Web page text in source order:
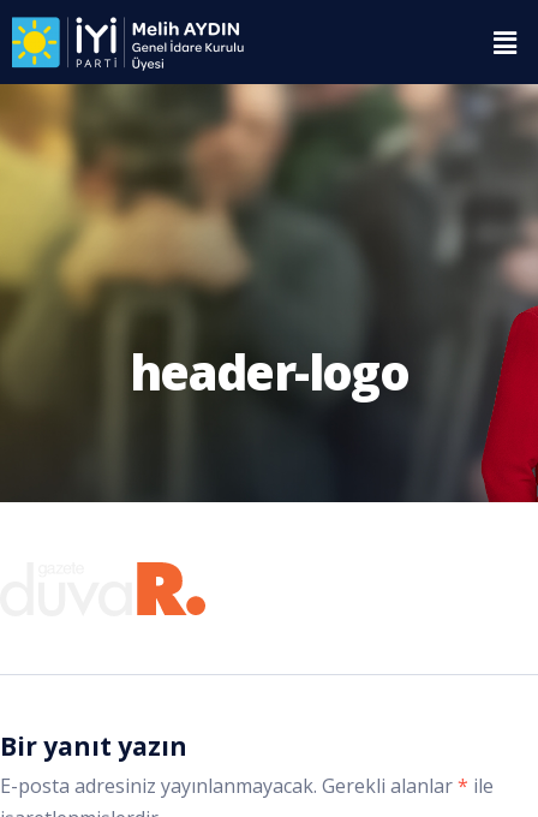
header-logo
Bir yanıt yazın
E-posta adresiniz yayınlanmayacak. Gerekli alanlar* ile